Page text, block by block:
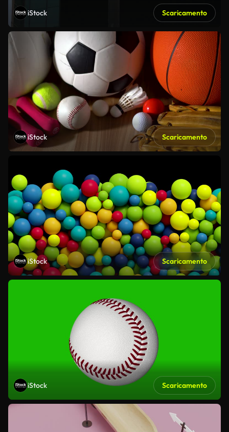
iStock Scaricamento
iStock Scaricamento
iStock Scaricamento
iStock Scaricamento